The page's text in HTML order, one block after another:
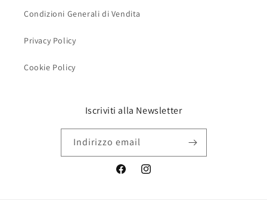
Condizioni Generali di Vendita
Privacy Policy
Cookie Policy
Iscriviti alla Newsletter
Indirizzo email
FacebookInstagram